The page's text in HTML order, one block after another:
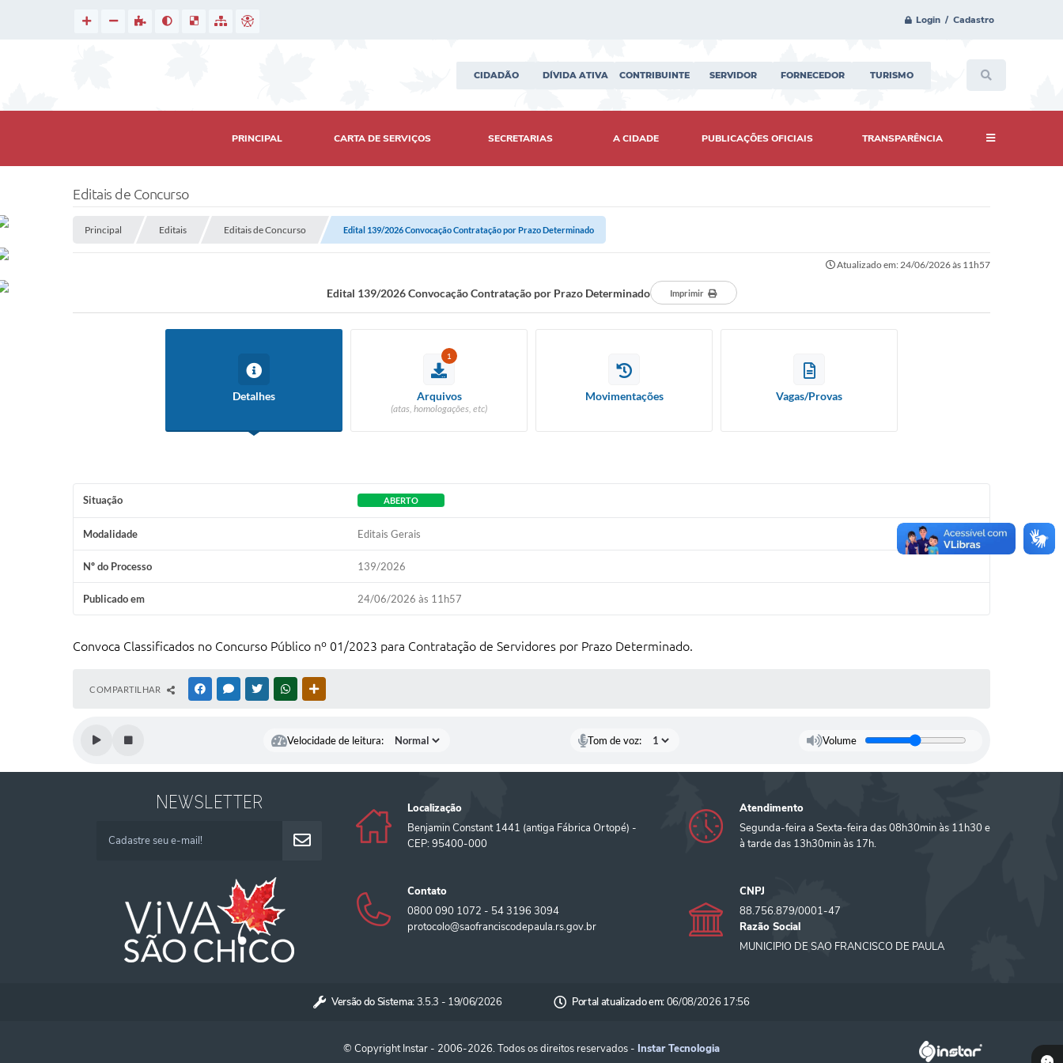
Login / Cadastro
CIDADÃO DÍVIDA ATIVA CONTRIBUINTE SERVIDOR FORNECEDOR TURISMO
PRINCIPAL CARTA DE SERVIÇOS SECRETARIAS A CIDADE PUBLICAÇÕES OFICIAIS TRANSPARÊNCIA
Editais de Concurso
Principal Editais Editais de Concurso Edital 139/2026 Convocação Contratação por Prazo Determinado
Atualizado em: 24/06/2026 às 11h57
Edital 139/2026 Convocação Contratação por Prazo Determinado Imprimir
Detalhes
1
Arquivos
(atas, homologações, etc)
Movimentações Vagas/Provas
Situação ABERTO
Modalidade Editais Gerais
Nº do Processo 139/2026
Publicado em 24/06/2026 às 11h57
Convoca Classificados no Concurso Público nº 01/2023 para Contratação de Servidores por Prazo Determinado.
COMPARTILHAR FACEBOOKMESSENGER
TWITTERWHATSAPP
Velocidade de leitura: Tom de voz: Volume
NEWSLETTER
Localização
Benjamin Constant 1441 (antiga Fábrica Ortopé) -
CEP: 95400-000
Atendimento
Segunda-feira a Sexta-feira das 08h30min às 11h30 e
à tarde das 13h30min às 17h.
Contato
0800 090 1072 - 54 3196 3094
protocolo@saofranciscodepaula.rs.gov.br
CNPJ
88.756.879/0001-47
Razão Social
MUNICIPIO DE SAO FRANCISCO DE PAULA
Versão do Sistema:3.5.3 - 19/06/2026 Portal atualizado em:06/08/2026 17:56
© Copyright Instar - 2006-2026. Todos os direitos reservados - Instar Tecnologia